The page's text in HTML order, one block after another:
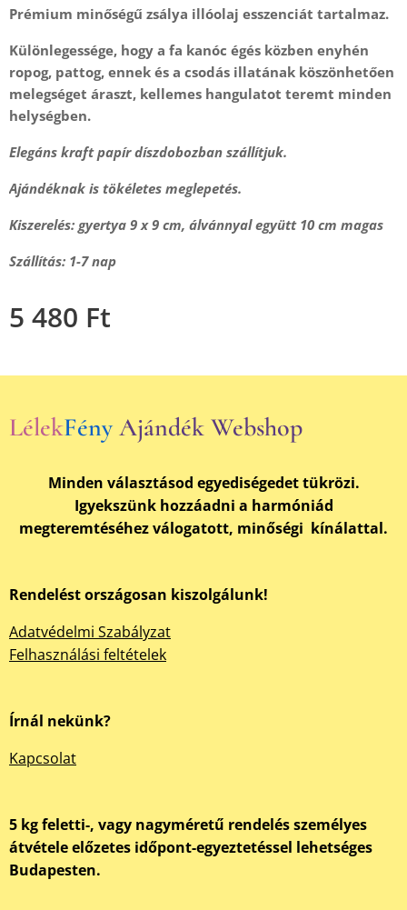
Prémium minőségű zsálya illóolaj esszenciát tartalmaz.
Különlegessége, hogy a fa kanóc égés közben enyhén
ropog, pattog, ennek és a csodás illatának köszönhetően
melegséget áraszt, kellemes hangulatot teremt minden
helységben.
Elegáns kraft papír díszdobozban szállítjuk.
Ajándéknak is tökéletes meglepetés.
Kiszerelés: gyertya 9 x 9 cm, álvánnyal együtt 10 cm magas
Szállítás: 1-7 nap
5 480 Ft
LélekFény Ajándék Webshop
Minden választásod egyediségedet tükrözi.
Igyekszünk hozzáadni a harmóniád
megteremtéséhez válogatott, minőségi kínálattal.
Rendelést országosan kiszolgálunk!
Adatvédelmi Szabályzat
Felhasználási feltételek
Írnál nekünk?
Kapcsolat
5 kg feletti-, vagy nagyméretű rendelés személyes
átvétele előzetes időpont-egyeztetéssel lehetséges
Budapesten.